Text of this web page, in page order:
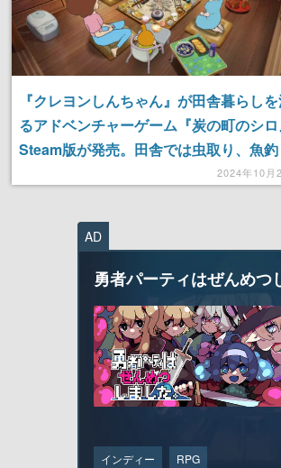
『クレヨンしんちゃん』が田舎暮らし
るアドベンチャーゲーム『炭の町のシ
Steam版が発売。田舎では虫取り、魚
で栽培、山菜採りを、「炭の町」では
2024年10月
AD
勇者パーティはぜんめつ
インディー RPG